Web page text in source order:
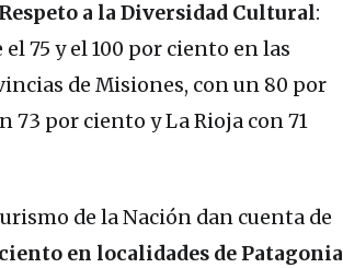
a la Diversidad Cultural:
75 y el 100 por ciento en las
de Misiones, con un 80 por
73 por ciento y La Rioja con 71
de la Nación dan cuenta de
en localidades de Patagonia